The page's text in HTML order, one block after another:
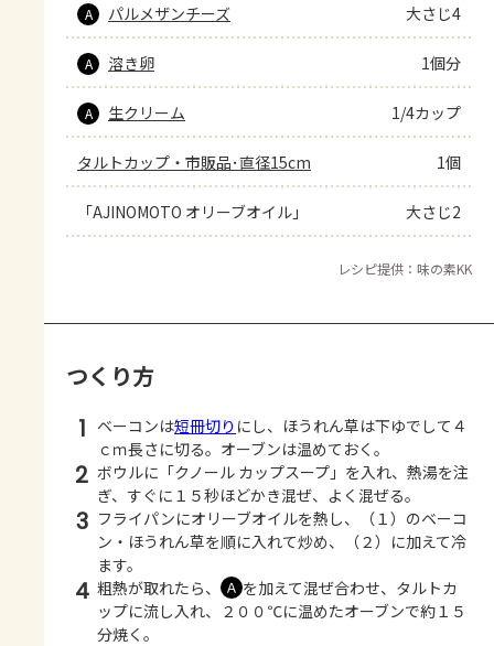
A パルメザンチーズ 大さじ4
A 溶き卵 1個分
A 生クリーム 1/4カップ
タルトカップ・市販品･直径15cm 1個
「AJINOMOTO オリーブオイル」 大さじ2
レシピ提供：味の素KK
つくり方
1 ベーコンは短冊切り にし、ほうれん草は下ゆでして４
ｃｍ長さに切る。オーブンは温めておく。
2 ボウルに「クノール カップスープ」を入れ、熱湯を注
ぎ、すぐに１５秒ほどかき混ぜ、よく混ぜる。
3 フライパンにオリーブオイルを熱し、（１）のベーコ
ン・ほうれん草を順に入れて炒め、（２）に加えて冷
ます。
4 粗熱が取れたら、 Ａ を加えて混ぜ合わせ、タルトカ
ップに流し入れ、２００℃に温めたオーブンで約１５
分焼く。